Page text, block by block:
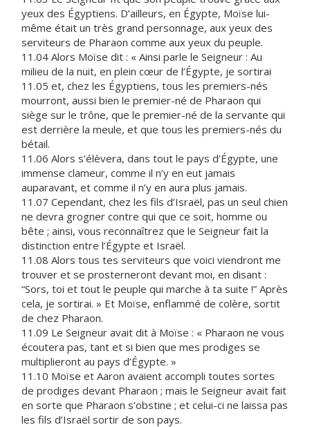
yeux des Égyptiens. D’ailleurs, en Égypte, Moïse lui-
même était un très grand personnage, aux yeux des
serviteurs de Pharaon comme aux yeux du peuple.
11.04 Alors Moïse dit : « Ainsi parle le Seigneur : Au
milieu de la nuit, en plein cœur de l’Égypte, je sortirai
11.05 et, chez les Égyptiens, tous les premiers-nés
mourront, aussi bien le premier-né de Pharaon qui
siège sur le trône, que le premier-né de la servante qui
est derrière la meule, et que tous les premiers-nés du
bétail.
11.06 Alors s’élèvera, dans tout le pays d’Égypte, une
immense clameur, comme il n’y en eut jamais
auparavant, et comme il n’y en aura plus jamais.
11.07 Cependant, chez les fils d’Israël, pas un seul chien
ne devra grogner contre qui que ce soit, homme ou
bête ; ainsi, vous reconnaîtrez que le Seigneur fait la
distinction entre l’Égypte et Israël.
11.08 Alors tous tes serviteurs que voici viendront me
trouver et se prosterneront devant moi, en disant :
“Sors, toi et tout le peuple qui marche à ta suite !” Après
cela, je sortirai. » Et Moïse, enflammé de colère, sortit
de chez Pharaon.
11.09 Le Seigneur avait dit à Moïse : « Pharaon ne vous
écoutera pas, tant et si bien que mes prodiges se
multiplieront au pays d’Égypte. »
11.10 Moïse et Aaron avaient accompli toutes sortes
de prodiges devant Pharaon ; mais le Seigneur avait fait
en sorte que Pharaon s’obstine ; et celui-ci ne laissa pas
les fils d’Israël sortir de son pays.